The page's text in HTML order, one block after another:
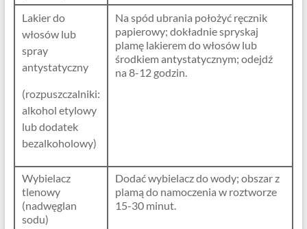
Lakier do
włosów lub
spray
antystatyczny
(rozpuszczalniki:
alkohol etylowy
lub dodatek
bezalkoholowy)
Na spód ubrania położyć ręcznik
papierowy; dokładnie spryskaj
plamę lakierem do włosów lub
środkiem antystatycznym; odejdź
na 8-12 godzin.
Wybielacz
tlenowy
(nadwęglan
sodu)
Dodać wybielacz do wody; obszar z
plamą do namoczenia w roztworze
15-30 minut.